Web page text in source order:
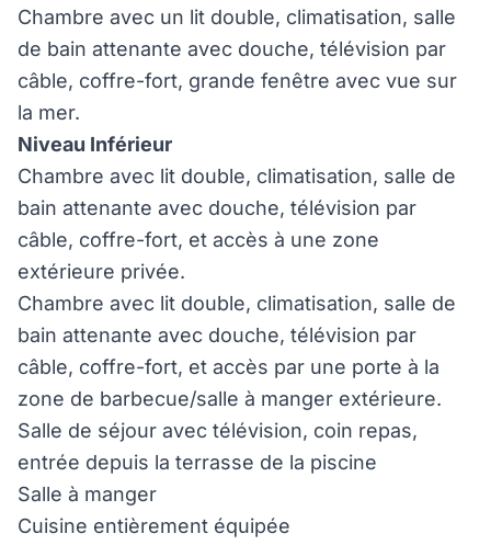
Chambre avec un lit double, climatisation, salle
de bain attenante avec douche, télévision par
câble, coffre-fort, grande fenêtre avec vue sur
la mer.
Niveau Inférieur
Chambre avec lit double, climatisation, salle de
bain attenante avec douche, télévision par
câble, coffre-fort, et accès à une zone
extérieure privée.
Chambre avec lit double, climatisation, salle de
bain attenante avec douche, télévision par
câble, coffre-fort, et accès par une porte à la
zone de barbecue/salle à manger extérieure.
Salle de séjour avec télévision, coin repas,
entrée depuis la terrasse de la piscine
Salle à manger
Cuisine entièrement équipée